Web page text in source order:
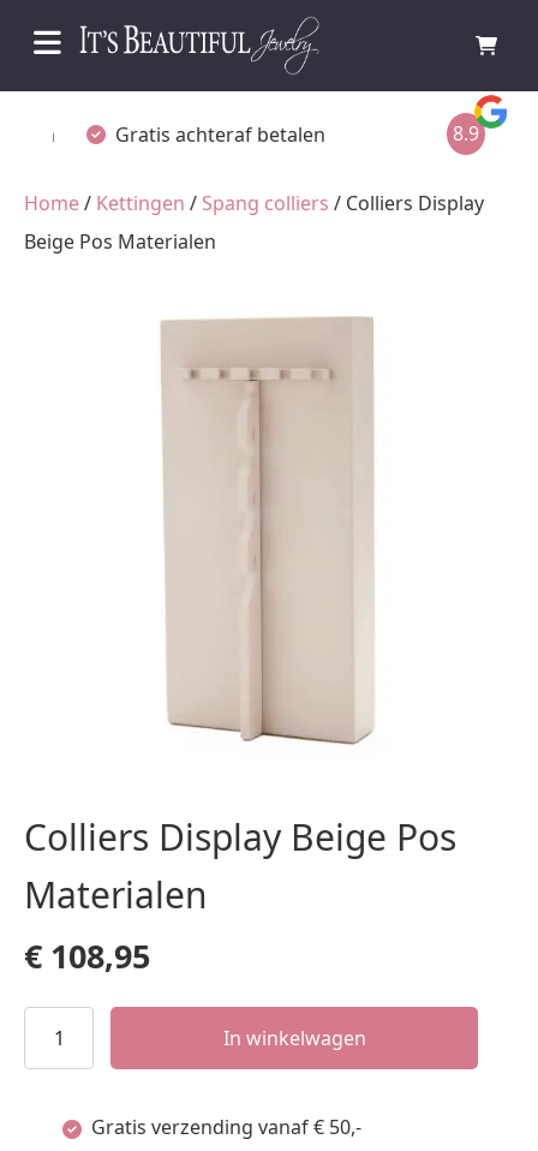
Gratis achteraf betalen 8.9
Home/ Kettingen / Spang colliers / Colliers Display
Beige Pos Materialen
Colliers Display Beige Pos
Materialen
€ 108,95
Colliers
Display
In winkelwagen
Gratis verzending vanaf € 50,-